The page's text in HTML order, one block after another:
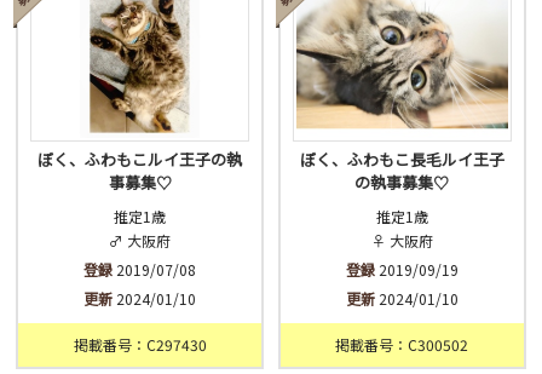
ぼく、ふわもこルイ王子の執
事募集♡
推定1歳
♂ 大阪府
登録 2019/07/08
更新 2024/01/10
掲載番号：C297430
ぼく、ふわもこ長毛ルイ王子
の執事募集♡
推定1歳
♀ 大阪府
登録2019/09/19
更新2024/01/10
掲載番号：C300502